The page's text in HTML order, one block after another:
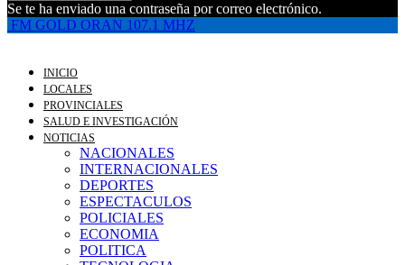
Se te ha enviado una contraseña por correo electrónico.
FM GOLD ORAN 107.1 MHZ
INICIO
LOCALES
PROVINCIALES
SALUD E INVESTIGACIÓN
NOTICIAS
NACIONALES
INTERNACIONALES
DEPORTES
ESPECTACULOS
POLICIALES
ECONOMIA
POLITICA